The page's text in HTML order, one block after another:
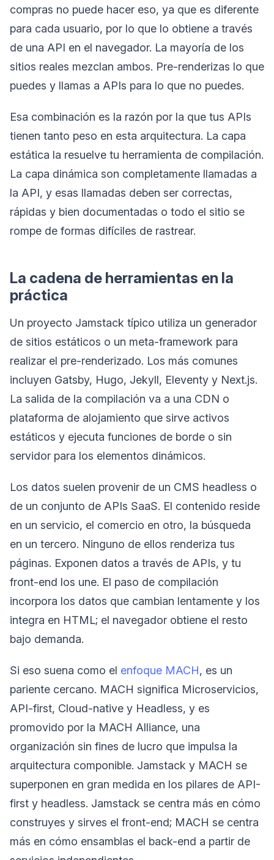
compras no puede hacer eso, ya que es diferente
para cada usuario, por lo que lo obtiene a través
de una API en el navegador. La mayoría de los
sitios reales mezclan ambos. Pre-renderizas lo que
puedes y llamas a APIs para lo que no puedes.
Esa combinación es la razón por la que tus APIs
tienen tanto peso en esta arquitectura. La capa
estática la resuelve tu herramienta de compilación.
La capa dinámica son completamente llamadas a
la API, y esas llamadas deben ser correctas,
rápidas y bien documentadas o todo el sitio se
rompe de formas difíciles de rastrear.
La cadena de herramientas en la
práctica
Un proyecto Jamstack típico utiliza un generador
de sitios estáticos o un meta-framework para
realizar el pre-renderizado. Los más comunes
incluyen Gatsby, Hugo, Jekyll, Eleventy y Next.js.
La salida de la compilación va a una CDN o
plataforma de alojamiento que sirve activos
estáticos y ejecuta funciones de borde o sin
servidor para los elementos dinámicos.
Los datos suelen provenir de un CMS headless o
de un conjunto de APIs SaaS. El contenido reside
en un servicio, el comercio en otro, la búsqueda
en un tercero. Ninguno de ellos renderiza tus
páginas. Exponen datos a través de APIs, y tu
front-end los une. El paso de compilación
incorpora los datos que cambian lentamente y los
integra en HTML; el navegador obtiene el resto
bajo demanda.
Si eso suena como el enfoque MACH, es un
pariente cercano. MACH significa Microservicios,
API-first, Cloud-native y Headless, y es
promovido por la MACH Alliance, una
organización sin fines de lucro que impulsa la
arquitectura componible. Jamstack y MACH se
superponen en gran medida en los pilares de API-
first y headless. Jamstack se centra más en cómo
construyes y sirves el front-end; MACH se centra
más en cómo ensamblas el back-end a partir de